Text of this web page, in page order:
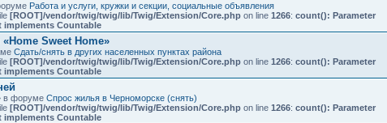
Работа и услуги, кружки и секции, социальные объявления
[ROOT]/vendor/twig/twig/lib/Twig/Extension/Core.php on line 1266: count(): Parameter
implements Countable
Sweet Home»
Сдать/снять в других населенных пунктах района
[ROOT]/vendor/twig/twig/lib/Twig/Extension/Core.php on line 1266: count(): Parameter
implements Countable
в форуме Спрос жилья в Черноморске (снять)
[ROOT]/vendor/twig/twig/lib/Twig/Extension/Core.php on line 1266: count(): Parameter
implements Countable